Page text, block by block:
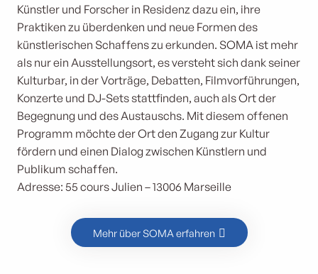
Künstler und Forscher in Residenz dazu ein, ihre
Praktiken zu überdenken und neue Formen des
künstlerischen Schaffens zu erkunden. SOMA ist mehr
als nur ein Ausstellungsort, es versteht sich dank seiner
Kulturbar, in der Vorträge, Debatten, Filmvorführungen,
Konzerte und DJ-Sets stattfinden, auch als Ort der
Begegnung und des Austauschs. Mit diesem offenen
Programm möchte der Ort den Zugang zur Kultur
fördern und einen Dialog zwischen Künstlern und
Publikum schaffen.
Adresse: 55 cours Julien – 13006 Marseille
Mehr über SOMA erfahren